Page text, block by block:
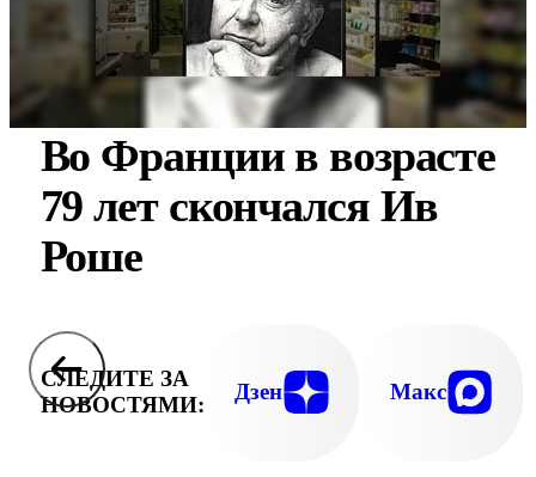
Во Франции в возрасте
79 лет скончался Ив
Роше
СЛЕДИТЕ ЗА
НОВОСТЯМИ:
Дзен Макс